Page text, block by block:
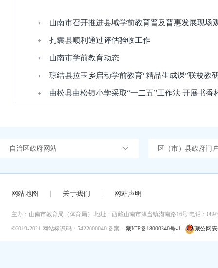
山南市召开推进县域学前教育普及普惠发展现场
扎囊县顺利通过评估验收工作
山南市学前教育动态
琼结县拉玉乡启动学前教育“精品生成课”联校教
曲松县曲松镇小学采取“一二五”工作法 开展书香
自治区政府网站 区（市）县政府门
网站地图 关于我们 网站声明
主办：山南市教育局（体育局） 地址：西藏山南市泽当镇湖南路16号 电话：
©2019-2021 网站标识码：5422000040 备案： 藏ICP备18000340号-1 藏公网安